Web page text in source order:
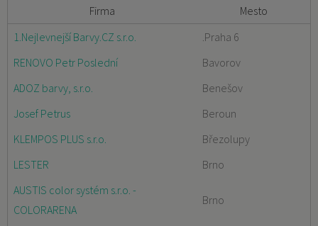
Firma
Mesto
1.Nejlevnejší Barvy.CZ s.r.o.
.Praha 6
RENOVO Petr Poslední
Bavorov
ADOZ barvy, s.r.o.
Benešov
Josef Petrus
Beroun
KLEMPOS PLUS s.r.o.
Březolupy
LESTER
Brno
AUSTIS color systém s.r.o. -
COLORARENA
Brno